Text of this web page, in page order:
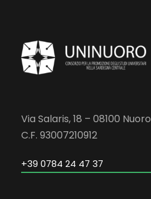
Via Salaris, 18 – 08100 Nuoro
C.F. 93007210912
+39 0784 24 47 37